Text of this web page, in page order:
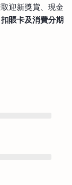
取迎新獎賞、現金
賬卡及消費分期